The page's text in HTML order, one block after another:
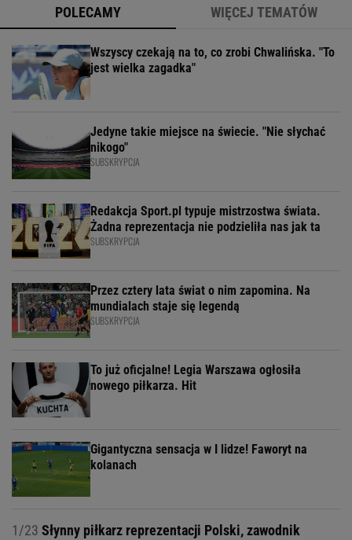
POLECAMY WIĘCEJ TEMATÓW
Wszyscy czekają na to, co zrobi Chwalińska. "To
jest wielka zagadka"
Jedyne takie miejsce na świecie. "Nie słychać
nikogo"
SUBSKRYPCJA
Redakcja Sport.pl typuje mistrzostwa świata.
Żadna reprezentacja nie podzieliła nas jak ta
SUBSKRYPCJA
Przez cztery lata świat o nim zapomina. Na
mundialach staje się legendą
SUBSKRYPCJA
To już oficjalne! Legia Warszawa ogłosiła
nowego piłkarza. Hit
Gigantyczna sensacja w I lidze! Faworyt na
kolanach
1/23 Słynny piłkarz reprezentacji Polski, zawodnik